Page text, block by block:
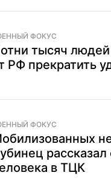
ФОКУС
тысяч
РФ прекратить
ФОКУС
в ТЦК